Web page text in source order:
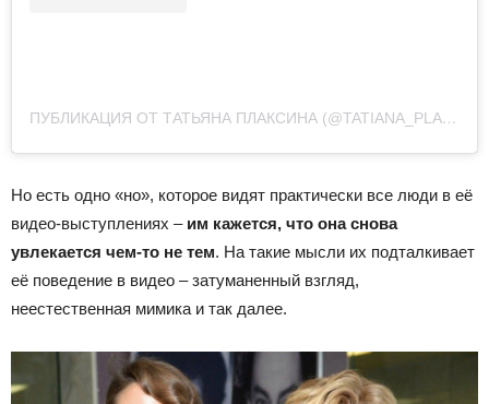
ПУБЛИКАЦИЯ ОТ ТАТЬЯНА ПЛАКСИНА (@TATIANA_PLAKSIN_)
Но есть одно «но», которое видят практически все люди в её
видео-выступлениях – им кажется, что она снова
увлекается чем-то не тем. На такие мысли их подталкивает
её поведение в видео – затуманенный взгляд,
неестественная мимика и так далее.